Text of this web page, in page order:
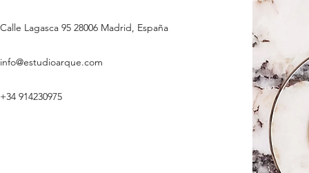
Calle Lagasca 95 28006 Madrid, España
info@estudioarque.com
+34 914230975